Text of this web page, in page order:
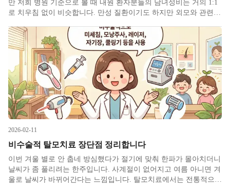
만 저희 병원 기준으로 볼 때 내원 환자분들의 남녀성비는 거의 1:1
로 치우침 없이 비슷합니다. 만성 질환이기도 하지만 외모와 관련이
이 때문에 탈모에 관심있는 여성을 타겟으로 한 정말 많은 제품들이
나
2026-02-11
비수술적 탈모치료 장단점 정리합니다
이번 겨울 별로 안 춥네 방심했다가 절기에 맞춰 한파가 몰아치더니
날씨가 좀 풀리려는 한주입니다. 사계절이 없어지고 여름 아니면 겨
울로 날씨가 바뀌어간다는 느낌입니다. 탈모치료에서는 전통적으로